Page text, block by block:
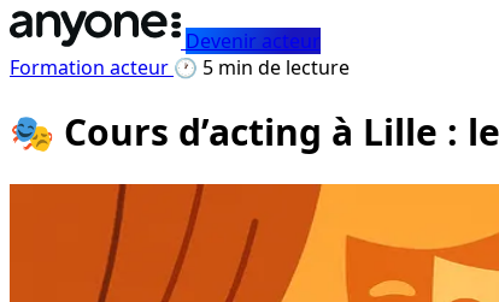
Devenir acteur
Formation acteur 🕐 5 min de lecture
🎭 Cours d’acting à Lille :